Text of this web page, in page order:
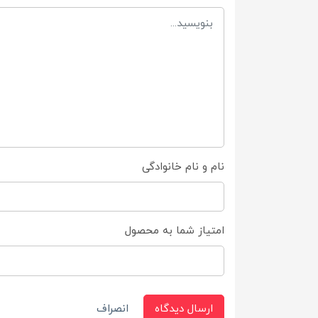
نام و نام خانوادگی
امتیاز شما به محصول
ارسال دیدگاه انصراف